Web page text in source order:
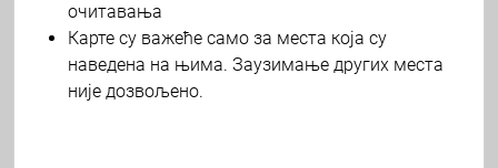
очитавања
Карте су важеће само за места која су
наведена на њима. Заузимање других места
није дозвољено.